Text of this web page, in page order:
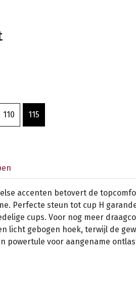
110 115
accenten betovert de
Perfecte steun tot cup H
cups. Voor nog meer
licht gebogen hoek, terwijl de
powertule voor aangename